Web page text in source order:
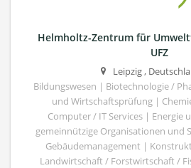
Helmholtz-Zentrum für
UFZ
Leipzig,
Bildungswesen | Biotechnologie /
und Wirtschaftsprüfung |
Computer / IT Services | Energie
gemeinnützige Organisationen und
Gebäudemanagement |
Landwirtschaft / Forstwirtschaft /